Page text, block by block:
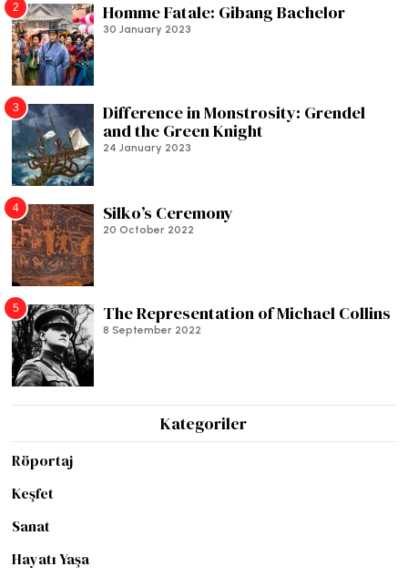
2 Homme Fatale: Gibang Bachelor
30 January 2023
3
Difference in Monstrosity: Grendel
and the Green Knight
24 January 2023
4 Silko’s Ceremony
20 October 2022
5 The Representation of Michael Collins
8 September 2022
Kategoriler
Röportaj
Keşfet
Sanat
Hayatı Yaşa